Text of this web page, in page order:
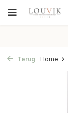
Terug Home